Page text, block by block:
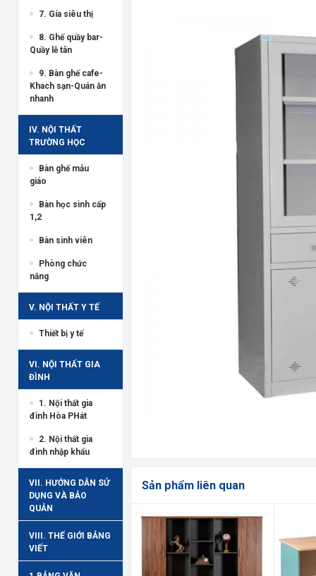
7. Gía siêu thị
8. Ghế quầy bar-
Quầy lễ tân
9. Bàn ghế cafe-
Khach sạn-Quán ăn
nhanh
IV. NỘI THẤT
TRƯỜNG HỌC
Bàn ghế mẫu
giáo
Bàn học sinh cấp
1,2
Bàn sinh viên
Phòng chức
năng
V. NỘI THẤT Y TẾ
Thiết bị y tế
VI. NỘI THẤT GIA
ĐÌNH
1. Nội thất gia
đình Hòa PHát
2. Nội thất gia
đình nhập khẩu
VII. HƯỚNG DẪN SỬ
DỤNG VÀ BẢO
QUẢN
VIII. THẾ GIỚI BẢNG
VIẾT
Sản phẩm liên quan